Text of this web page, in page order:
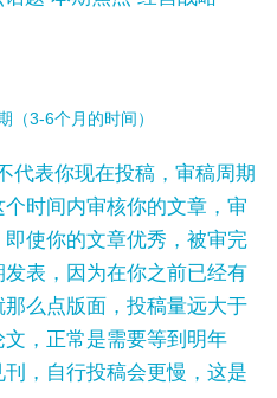
（3-6个月的时间）
代表你现在投稿，审稿周期
时间内审核你的文章，审
使你的文章优秀，被审完
表，因为在你之前已经有
么点版面，投稿量远大于
，正常是需要等到明年
刊，自行投稿会更慢，这是